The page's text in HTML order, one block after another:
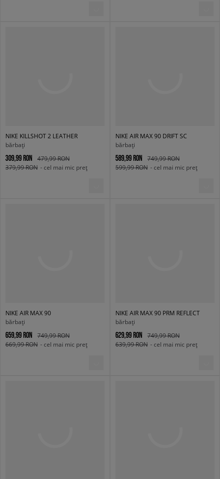
NIKE KILLSHOT 2 LEATHER
bărbați
309,99 RON
479,99 RON
379,99 RON - cel mai mic preț
NIKE AIR MAX 90 DRIFT SC
bărbați
589,99 RON
749,99 RON
599,99 RON - cel mai mic preț
NIKE AIR MAX 90
bărbați
659,99 RON
749,99 RON
669,99 RON - cel mai mic preț
NIKE AIR MAX 90 PRM REFLECT
bărbați
629,99 RON
749,99 RON
639,99 RON - cel mai mic preț